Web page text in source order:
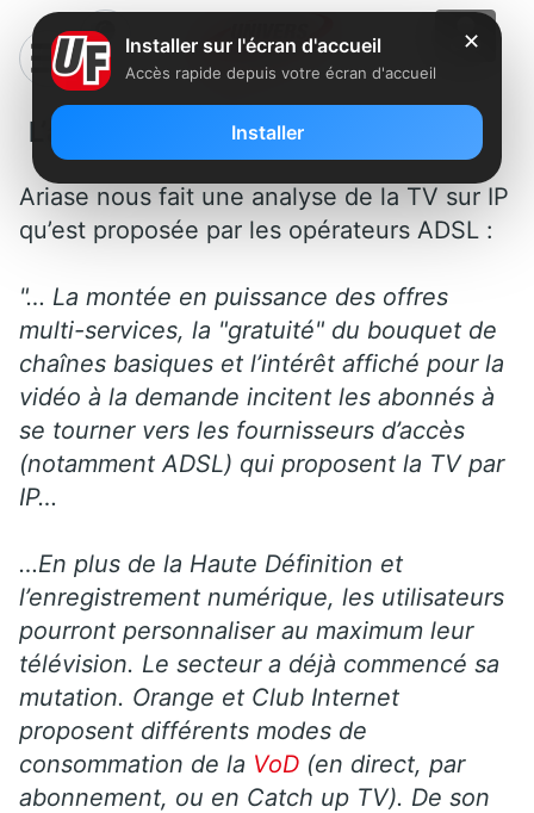
L’avenir doré de la TV par IP
Ariase nous fait une analyse de la TV sur IP
qu’est proposée par les opérateurs ADSL :
"… La montée en puissance des offres
multi-services, la "gratuité" du bouquet de
chaînes basiques et l’intérêt affiché pour la
vidéo à la demande incitent les abonnés à
se tourner vers les fournisseurs d’accès
(notamment ADSL) qui proposent la TV par
IP…
…En plus de la Haute Définition et
l’enregistrement numérique, les utilisateurs
pourront personnaliser au maximum leur
télévision. Le secteur a déjà commencé sa
mutation. Orange et Club Internet
proposent différents modes de
consommation de la VoD (en direct, par
abonnement, ou en Catch up TV). De son
✕
Installer sur l'écran d'accueil
Accès rapide depuis votre écran d'accueil
Installer